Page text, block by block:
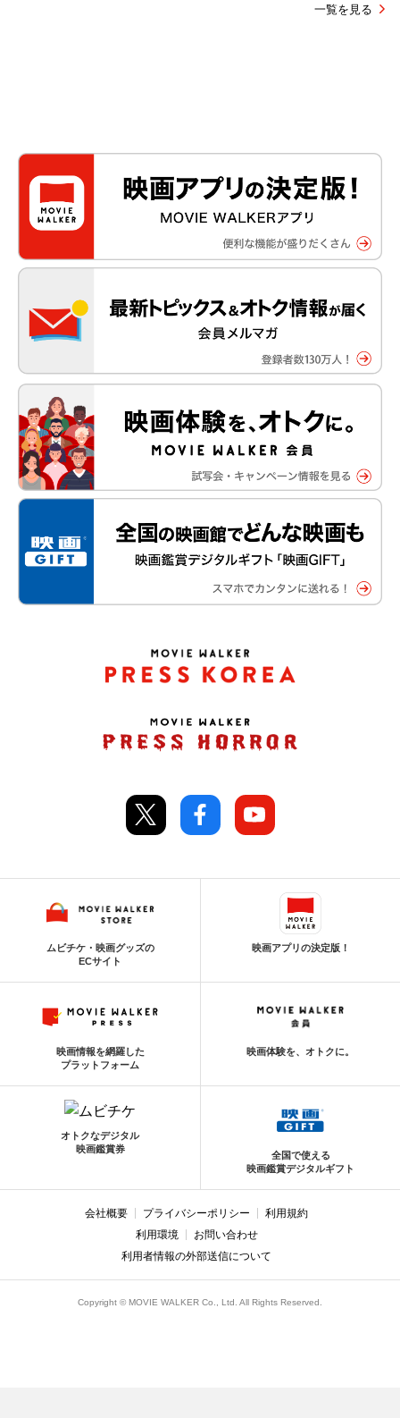
一覧を見る
ムビチケ・映画グッズの
ECサイト
映画アプリの決定版！
映画情報を網羅した
プラットフォーム
映画体験を、オトクに。
オトクなデジタル
映画鑑賞券
全国で使える
映画鑑賞デジタルギフト
会社概要 プライバシーポリシー
利用規約
利用環境
お問い合わせ
利用者情報の外部送信について
Copyright © MOVIE WALKER Co., Ltd. All Rights Reserved.